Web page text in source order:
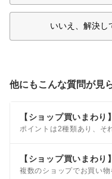
いいえ、解決し
他にもこんな質問が見
【ショップ買いまわり